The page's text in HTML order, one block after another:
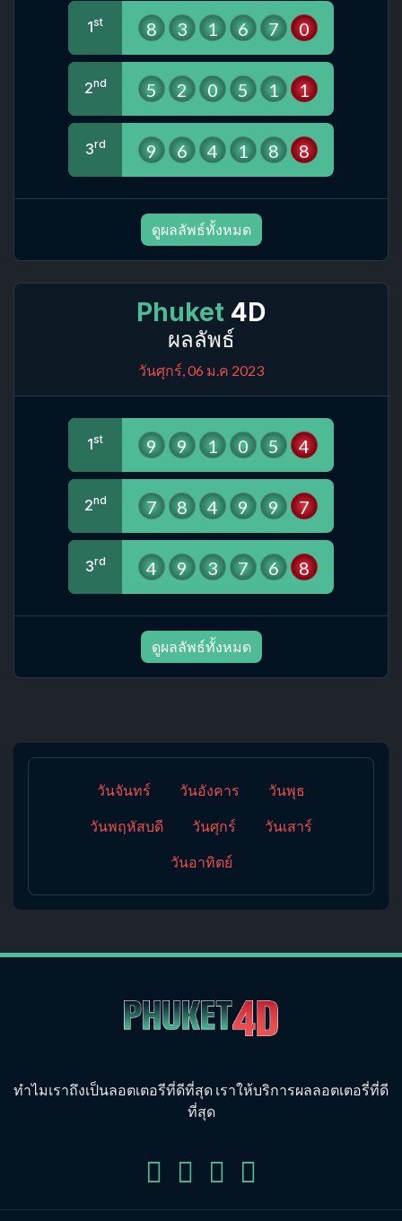
1st 8 3 1 6 7 0
2nd 5 2 0 5 1 1
3rd 9 6 4 1 8 8
ดูผลลัพธ์ทั้งหมด
Phuket 4D
ผลลัพธ์
วันศุกร์, 06 ม.ค 2023
1st 9 9 1 0 5 4
2nd 7 8 4 9 9 7
3rd 4 9 3 7 6 8
ดูผลลัพธ์ทั้งหมด
วันจันทร์ วันอังคาร วันพุธ
วันพฤหัสบดี วันศุกร์ วันเสาร์
วันอาทิตย์
ทำไมเราถึงเป็นลอตเตอรีที่ดีที่สุด เราให้บริการผลลอตเตอรี่ที่ดี
ที่สุด